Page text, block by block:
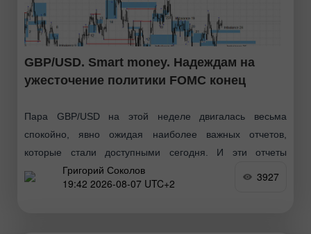
GBP/USD. Smart money. Надеждам на
ужесточение политики FOMC конец
Пара GBP/USD на этой неделе двигалась весьма
спокойно, явно ожидая наиболее важных отчетов,
которые стали доступными сегодня. И эти отчеты
подвели жирную черту под спорами, повысит ли
процентную ставку FOMC
Григорий Соколов
19:42 2026-08-07 UTC+2
3927